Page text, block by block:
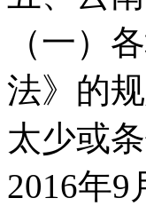
（一）
法》的
太少或
2016年9